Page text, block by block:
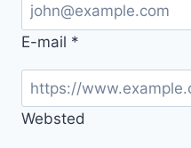
E-mail *
Websted